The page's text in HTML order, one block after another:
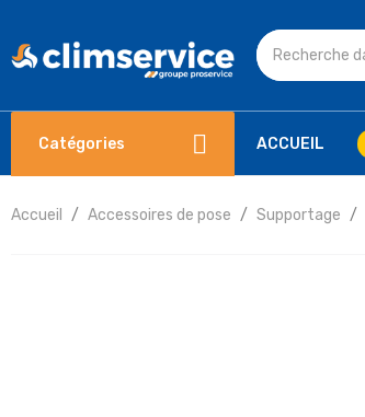
Catégories ACCUEIL
Accueil Accessoires de pose Supportage